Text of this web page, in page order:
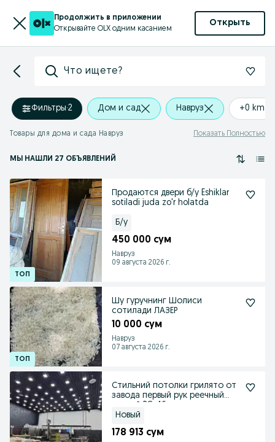
Продолжить в приложении
Открывайте OLX одним касанием
Открыть
Что ищете?
Фильтры·2 Дом и сад Навруз +0 km
Товары для дома и сада Навруз Показать Полностью
МЫ НАШЛИ 27 ОБЪЯВЛЕНИЙ
Продаются двери б/у Eshiklar
sotiladi juda zo'r holatda
Б/у
450 000 сум
Навруз
09 августа 2026 г.
Шу гуручнинг Шолиси
сотилади ЛАЗЕР
10 000 сум
Навруз
07 августа 2026 г.
Стильний потолки грилято от
завода первый рук реечный
Новый
178 913 сум